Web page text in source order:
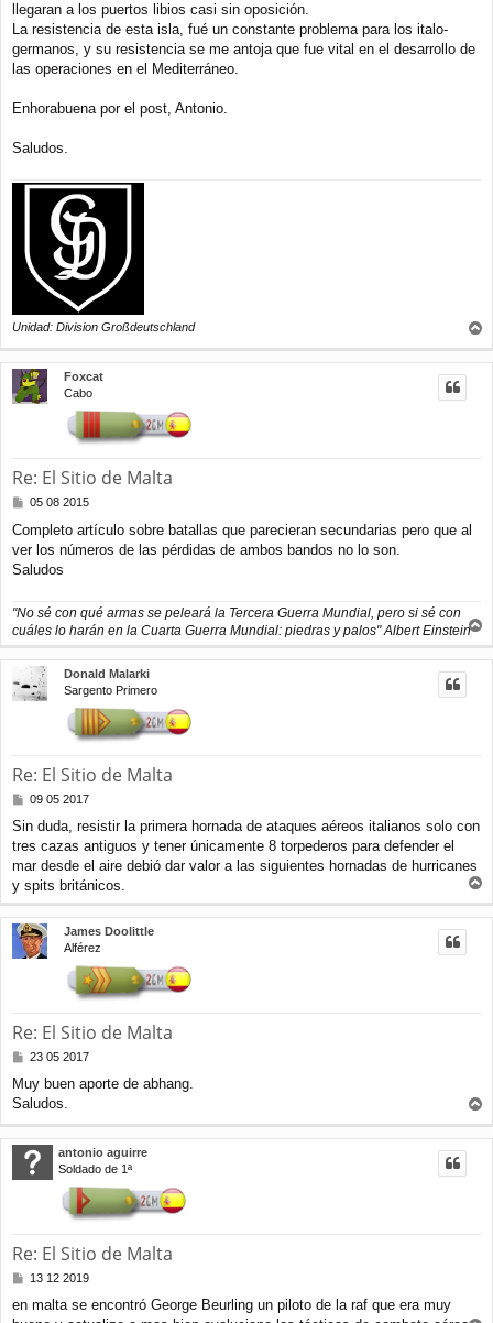
llegaran a los puertos libios casi sin oposición.
La resistencia de esta isla, fué un constante problema para los italo-
germanos, y su resistencia se me antoja que fue vital en el desarrollo de
las operaciones en el Mediterráneo.
Enhorabuena por el post, Antonio.
Saludos.
Unidad: Division Großdeutschland
r
r
Foxcat
Cabo
Re: El Sitio de Malta
M
n
s
a
05 08 2015
Completo artículo sobre batallas que parecieran secundarias pero que al
ver los números de las pérdidas de ambos bandos no lo son.
Saludos
"No sé con qué armas se peleará la Tercera Guerra Mundial, pero si sé con
cuáles lo harán en la Cuarta Guerra Mundial: piedras y palos" Albert Einstein
r
r
Donald Malarki
Sargento Primero
Re: El Sitio de Malta
M
n
s
a
j
09 05 2017
Sin duda, resistir la primera hornada de ataques aéreos italianos solo con
tres cazas antiguos y tener únicamente 8 torpederos para defender el
mar desde el aire debió dar valor a las siguientes hornadas de hurricanes
y spits británicos.
r
r
James Doolittle
Alférez
Re: El Sitio de Malta
M
n
s
a
j
e
23 05 2017
Muy buen aporte de abhang.
Saludos.
r
r
antonio aguirre
Soldado de 1ª
Re: El Sitio de Malta
M
n
13 12 2019
en malta se encontró George Beurling un piloto de la raf que era muy